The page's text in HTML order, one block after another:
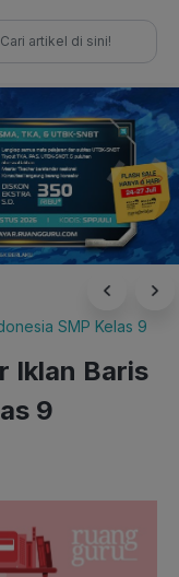
SMP Kelas 9
Iklan Baris
9